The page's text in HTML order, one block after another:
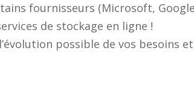
fournisseurs (Microsoft,
de stockage en ligne !
possible de vos besoins